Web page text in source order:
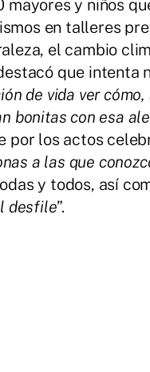
y niños
en talleres
el cambio
que intenta
de vida ver
bonitas con esa
por los actos
a las que
y todos, así
desfile”.